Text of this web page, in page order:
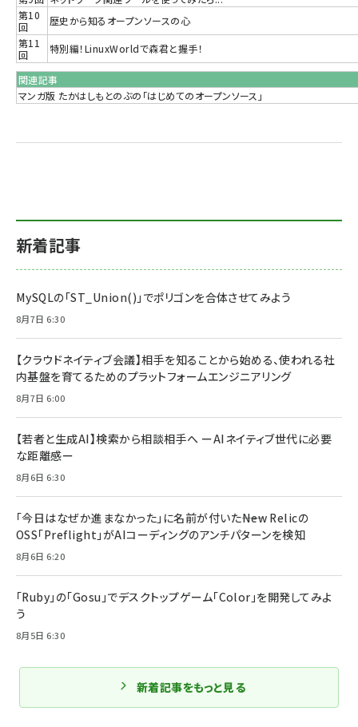
第10
回
歴史から知るオープンソースの心
第11
回
特別編！LinuxWorldで森君と握手！
関連記事
マンガ版 たかはしもとのぶの「はじめてのオープンソース」
新着記事
MySQLの「ST_Union()」でポリゴンを合体させてみよう
8月7日 6:30
【クラウドネイティブ会議】相手を知ることから始める、使われる社
内基盤を育てるためのプラットフォームエンジニアリング
8月7日 6:00
【若者と生成AI】検索から相談相手へ ーAIネイティブ世代に必要
な距離感ー
8月6日 6:30
「今日はなぜか進まなかった」に名前が付いた――New Relicの
OSS「Preflight」がAIコーディングのアンチパターンを検知
8月6日 6:20
「Ruby」の「Gosu」でデスクトップゲーム「Color」を開発してみよ
う
8月5日 6:30
新着記事をもっと見る